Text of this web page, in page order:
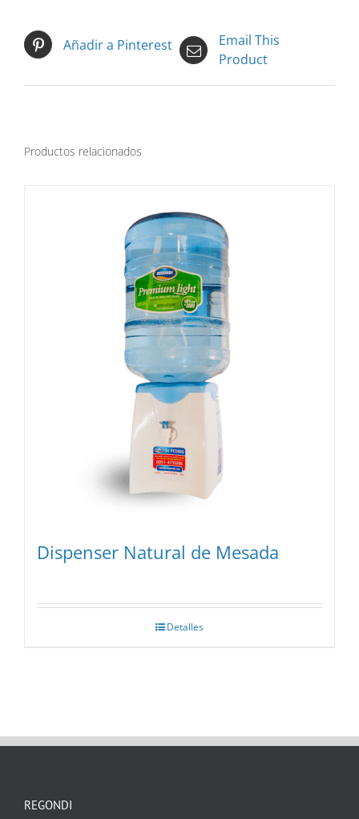
Añadir a Pinterest
Email This
Product
Productos relacionados
Dispenser Natural de Mesada
Detalles
REGONDI